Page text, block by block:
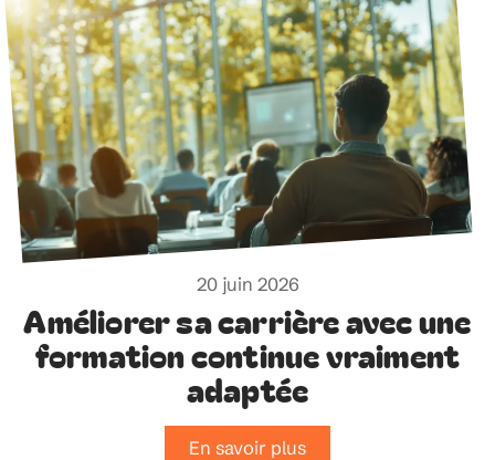
20 juin 2026
Améliorer sa carrière avec une
formation continue vraiment
adaptée
En savoir plus